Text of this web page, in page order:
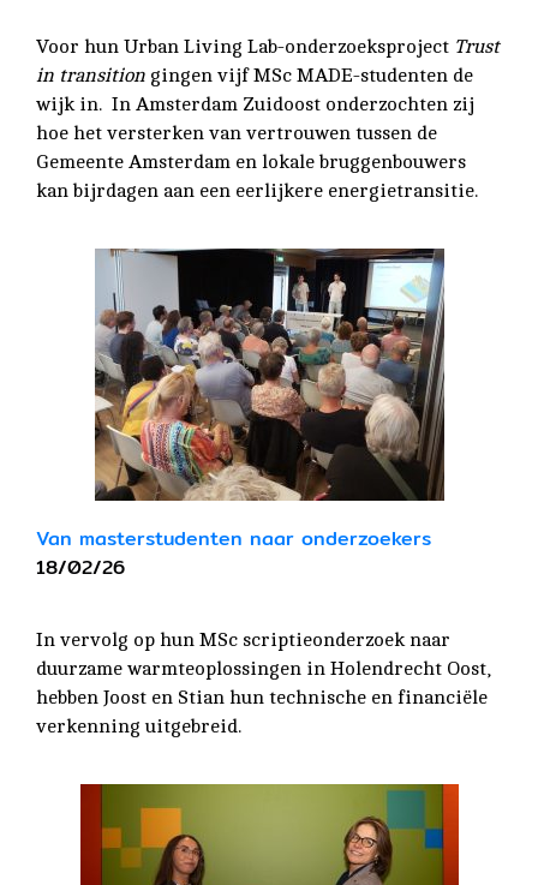
Voor hun Urban Living Lab-onderzoeksproject Trust
in transition gingen vijf MSc MADE-studenten de
wijk in. In Amsterdam Zuidoost onderzochten zij
hoe het versterken van vertrouwen tussen de
Gemeente Amsterdam en lokale bruggenbouwers
kan bijrdagen aan een eerlijkere energietransitie.
Van masterstudenten naar onderzoekers
18/02/26
In vervolg op hun MSc scriptieonderzoek naar
duurzame warmteoplossingen in Holendrecht Oost,
hebben Joost en Stian hun technische en financiële
verkenning uitgebreid.